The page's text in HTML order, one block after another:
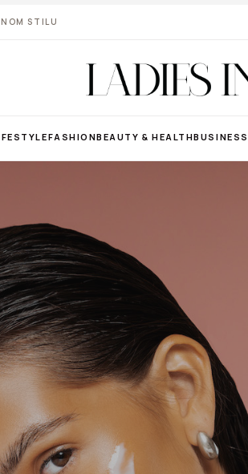
STILU
FASHIONBEAUTY & HEALTHBUSINESS